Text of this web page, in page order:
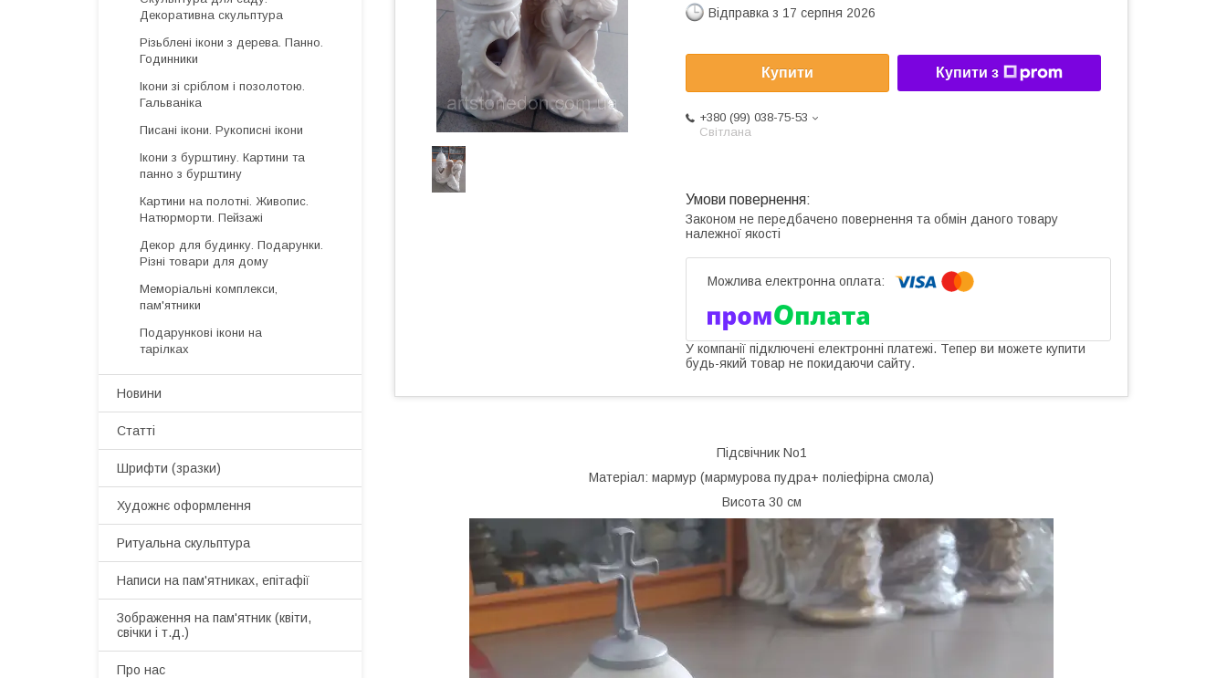
Відправка з 17 серпня 2026
Купити Купити з
+380 (99) 038-75-53
Світлана
Законом не передбачено повернення та обмін даного товару
належної якості
У компанії підключені електронні платежі. Тепер ви можете купити
будь-який товар не покидаючи сайту.
Підсвічник No1
Матеріал: мармур (мармурова пудра+ поліефірна смола)
Висота 30 см
Декоративна скульптура
Різьблені ікони з дерева. Панно.
Годинники
Ікони зі сріблом і позолотою.
Гальваніка
Писані ікони. Рукописні ікони
Ікони з бурштину. Картини та
панно з бурштину
Картини на полотні. Живопис.
Натюрморти. Пейзажі
Декор для будинку. Подарунки.
Різні товари для дому
Меморіальні комплекси,
пам'ятники
Подарункові ікони на
тарілках
Новини
Статті
Шрифти (зразки)
Художнє оформлення
Ритуальна скульптура
Написи на пам'ятниках, епітафії
Зображення на пам'ятник (квіти,
свічки і т.д.)
Про нас